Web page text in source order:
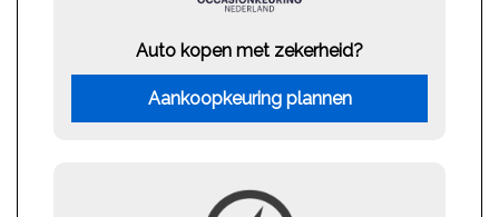
Auto kopen met zekerheid?
Aankoopkeuring plannen